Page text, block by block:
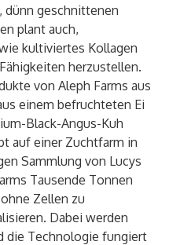
geschnittenen
plant auch,
kultiviertes Kollagen
herzustellen.
von Aleph Farms aus
einem befruchteten Ei
Black-Angus-Kuh
auf einer Zuchtfarm in
Sammlung von Lucys
Tausende Tonnen
Zellen zu
Dabei werden
die Technologie fungiert